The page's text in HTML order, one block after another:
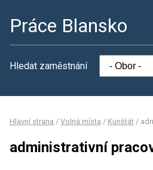
Práce Blansko
Hledat zaměstnání
Hlavní strana / Volná místa / Kunštát /
administrativní